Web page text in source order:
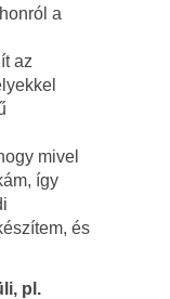
a
az
mivel
így
és
pl.